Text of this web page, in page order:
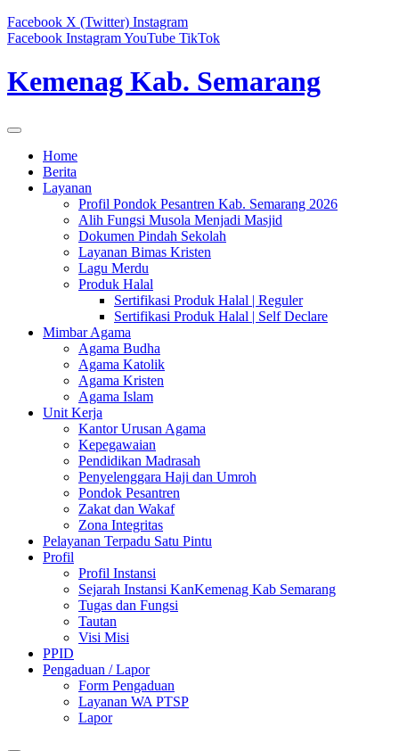
Facebook X (Twitter) Instagram
Facebook InstagramYouTube TikTok
Kemenag Kab. Semarang
Home
Berita
Layanan
Profil Pondok Pesantren Kab. Semarang 2026
Alih Fungsi Musola Menjadi Masjid
Dokumen Pindah Sekolah
Layanan Bimas Kristen
Lagu Merdu
Produk Halal
Sertifikasi Produk Halal | Reguler
Sertifikasi Produk Halal | Self Declare
Mimbar Agama
Agama Budha
Agama Katolik
Agama Kristen
Agama Islam
Unit Kerja
Kantor Urusan Agama
Kepegawaian
Pendidikan Madrasah
Penyelenggara Haji dan Umroh
Pondok Pesantren
Zakat dan Wakaf
Zona Integritas
Pelayanan Terpadu Satu Pintu
Profil
Profil Instansi
Sejarah Instansi KanKemenag Kab Semarang
Tugas dan Fungsi
Tautan
Visi Misi
PPID
Pengaduan / Lapor
Form Pengaduan
Layanan WA PTSP
Lapor